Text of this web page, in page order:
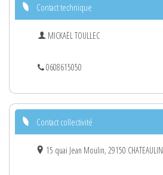
Contact technique
MICKAËL TOULLEC
0608615050
Contact collectivité
15 quai Jean Moulin, 29150 CHATEAULIN